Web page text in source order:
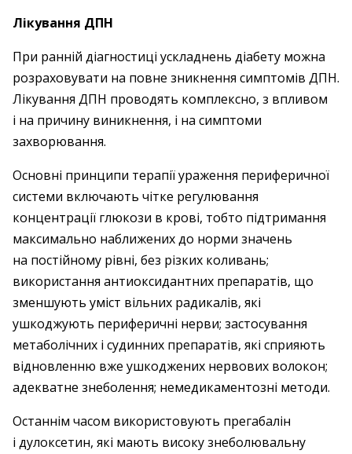
Лікування ДПН
При ранній діагностиці ускладнень діабету можна
розраховувати на повне зникнення симптомів ДПН.
Лікування ДПН проводять комплексно, з впливом
і на причину виникнення, і на симптоми
захворювання.
Основні принципи терапії ураження периферичної
системи включають чітке регулювання
концентрації глюкози в крові, тобто підтримання
максимально наближених до норми значень
на постійному рівні, без різких коливань;
використання антиоксидантних препаратів, що
зменшують уміст вільних радикалів, які
ушкоджують периферичні нерви; застосування
метаболічних і судинних препаратів, які сприяють
відновленню вже ушкоджених нервових волокон;
адекватне знеболення; немедикаментозні методи.
Останнім часом використовують прегабалін
і дулоксетин, які мають високу знеболювальну